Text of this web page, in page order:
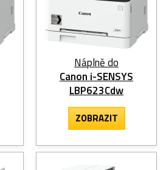
Náplně do
Canon i-SENSYS
LBP623Cdw
ZOBRAZIT